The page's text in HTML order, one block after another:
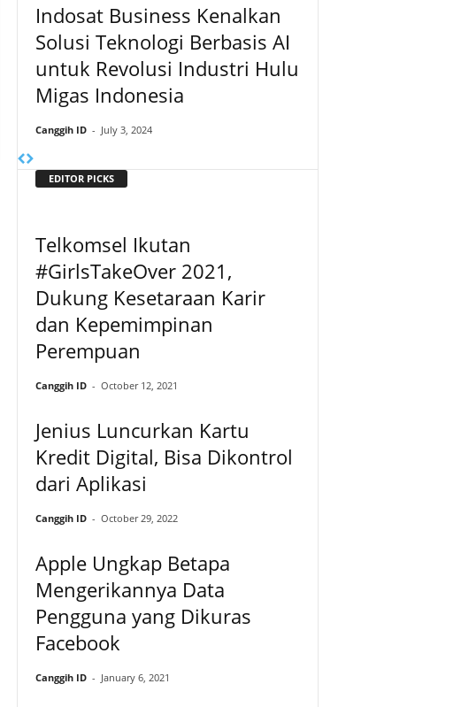
Indosat Business Kenalkan
Solusi Teknologi Berbasis AI
untuk Revolusi Industri Hulu
Migas Indonesia
Canggih ID - July 3, 2024
EDITOR PICKS
Telkomsel Ikutan
#GirlsTakeOver 2021,
Dukung Kesetaraan Karir
dan Kepemimpinan
Perempuan
Canggih ID - October 12, 2021
Jenius Luncurkan Kartu
Kredit Digital, Bisa Dikontrol
dari Aplikasi
Canggih ID - October 29, 2022
Apple Ungkap Betapa
Mengerikannya Data
Pengguna yang Dikuras
Facebook
Canggih ID - January 6, 2021